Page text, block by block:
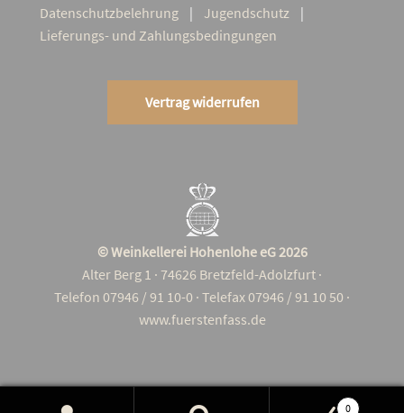
Daten­schutz­be­leh­rung
Jugend­schutz
Lie­­fe­rungs- und Zahlungsbedingungen
Vertrag widerrufen
© Weinkellerei Hohenlohe eG 2026
Alter Berg 1 · 74626 Bretzfeld-Adolzfurt ·
Telefon 07946 / 91 10-0 · Telefax 07946 / 91 10 50 ·
www.fuerstenfass.de
0